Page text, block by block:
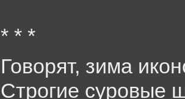
* * *
Говорят, зима
Строгие суровые